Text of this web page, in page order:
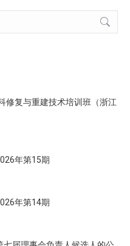
修复与重建技术培训班（浙江
年第15期
年第14期